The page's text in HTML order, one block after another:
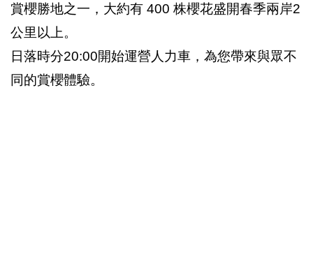
賞櫻勝地之一，大約有 400 株櫻花盛開春季兩岸2
公里以上。
日落時分20:00開始運營人力車，為您帶來與眾不
同的賞櫻體驗。